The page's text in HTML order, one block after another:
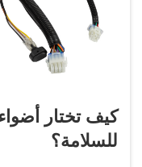
كيف تختار
للسلامة؟